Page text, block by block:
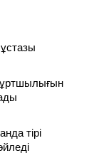
тірі